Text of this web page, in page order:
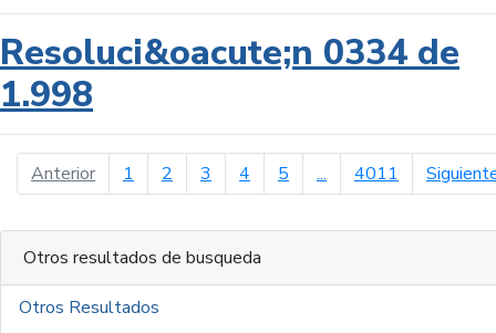
Resoluci&oacute;n 0334 de
1.998
Anteriorpágina anterior
1 2 3 4 5 ... 4011
Otros resultados de busqueda
Otros Resultados